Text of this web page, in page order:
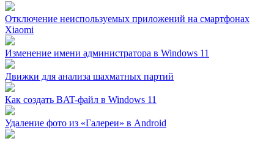
Отключение неиспользуемых приложений на смартфонах
Xiaomi
Изменение имени администратора в Windows 11
Движки для анализа шахматных партий
Как создать BAT-файл в Windows 11
Удаление фото из «Галереи» в Android